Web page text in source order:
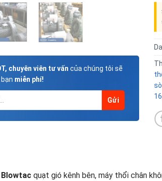
chuyên viên tư vấn của chúng tôi sẽ
miễn phí!
16
quạt gió kênh bên, máy thổi chân